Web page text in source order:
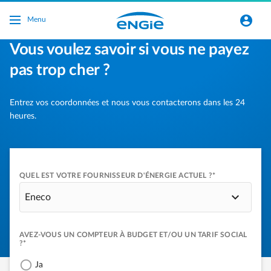
Ga naar de hoofdinhoud
Menu normal-account-circle
Vous voulez savoir si vous ne payez
pas trop cher ?
Entrez vos coordonnées et nous vous contacterons dans les 24
heures.
QUEL EST VOTRE FOURNISSEUR D'ÉNERGIE ACTUEL ?*
Eneco
AVEZ-VOUS UN COMPTEUR À BUDGET ET/OU UN TARIF SOCIAL
?*
Ja